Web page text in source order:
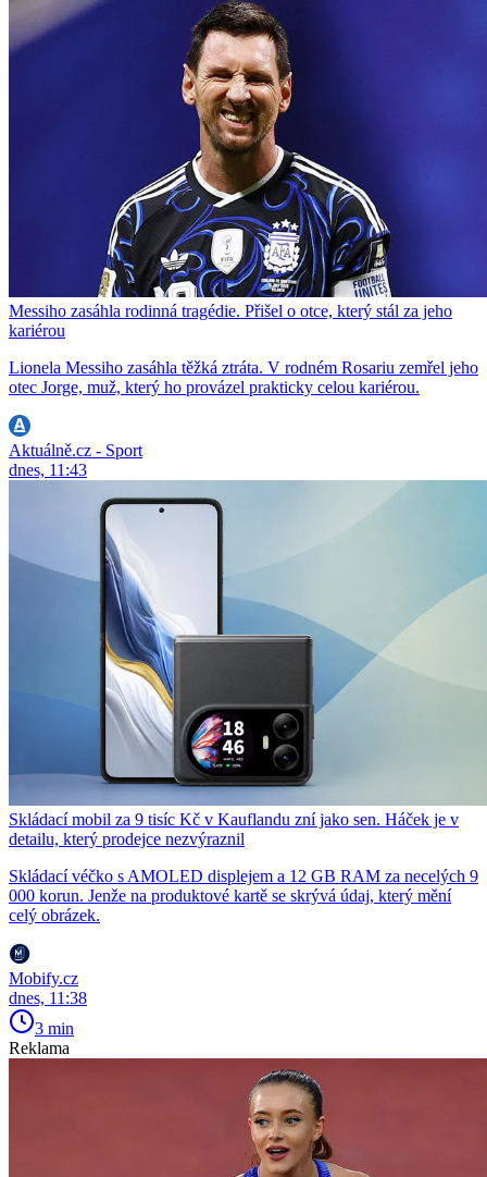
Messiho zasáhla rodinná tragédie. Přišel o otce, který stál za jeho
kariérou
Lionela Messiho zasáhla těžká ztráta. V rodném Rosariu zemřel jeho
otec Jorge, muž, který ho provázel prakticky celou kariérou.
Aktuálně.cz - Sport
dnes, 11:43
Skládací mobil za 9 tisíc Kč v Kauflandu zní jako sen. Háček je v
detailu, který prodejce nezvýraznil
Skládací véčko s AMOLED displejem a 12 GB RAM za necelých 9
000 korun. Jenže na produktové kartě se skrývá údaj, který mění
celý obrázek.
Mobify.cz
dnes, 11:38
3 min
Reklama